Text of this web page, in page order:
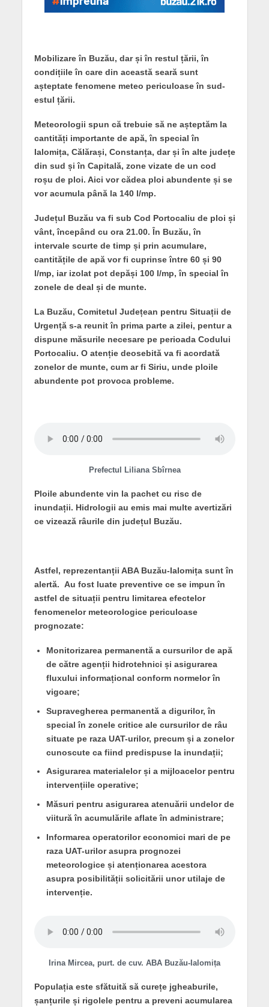
Mobilizare în Buzău, dar și în restul țării, în
condițiile în care din această seară sunt
așteptate fenomene meteo periculoase în sud-
estul țării.
Meteorologii spun că trebuie să ne așteptăm la
cantități importante de apă, în special în
Ialomița, Călărași, Constanța, dar și în alte județe
din sud și în Capitală, zone vizate de un cod
roșu de ploi. Aici vor cădea ploi abundente și se
vor acumula până la 140 l/mp.
Județul Buzău va fi sub Cod Portocaliu de ploi și
vânt, începând cu ora 21.00. În Buzău, în
intervale scurte de timp și prin acumulare,
cantitățile de apă vor fi cuprinse între 60 și 90
l/mp, iar izolat pot depăși 100 l/mp, în special în
zonele de deal și de munte.
La Buzău, Comitetul Județean pentru Situații de
Urgență s-a reunit în prima parte a zilei, pentur a
dispune măsurile necesare pe perioada Codului
Portocaliu. O atenție deosebită va fi acordată
zonelor de munte, cum ar fi Siriu, unde ploile
abundente pot provoca probleme.
Prefectul Liliana Sbîrnea
Ploile abundente vin la pachet cu risc de
inundații. Hidrologii au emis mai multe avertizări
ce vizează râurile din județul Buzău.
Astfel, reprezentanții ABA Buzău-Ialomița sunt în
alertă. Au fost luate preventive ce se impun în
astfel de situații pentru limitarea efectelor
fenomenelor meteorologice periculoase
prognozate:
Monitorizarea permanentă a cursurilor de apă
de către agenții hidrotehnici și asigurarea
fluxului informațional conform normelor în
vigoare;
Supravegherea permanentă a digurilor, în
special în zonele critice ale cursurilor de râu
situate pe raza UAT-urilor, precum și a zonelor
cunoscute ca fiind predispuse la inundații;
Asigurarea materialelor și a mijloacelor pentru
intervențiile operative;
Măsuri pentru asigurarea atenuării undelor de
viitură în acumulările aflate în administrare;
Informarea operatorilor economici mari de pe
raza UAT-urilor asupra prognozei
meteorologice și atenționarea acestora
asupra posibilității solicitării unor utilaje de
intervenție.
Irina Mircea, purt. de cuv. ABA Buzău-Ialomița
Populația este sfătuită să curețe jgheaburile,
șanțurile și rigolele pentru a preveni acumularea